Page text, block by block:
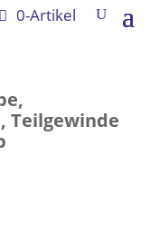
0-Artikel
Teilgewinde